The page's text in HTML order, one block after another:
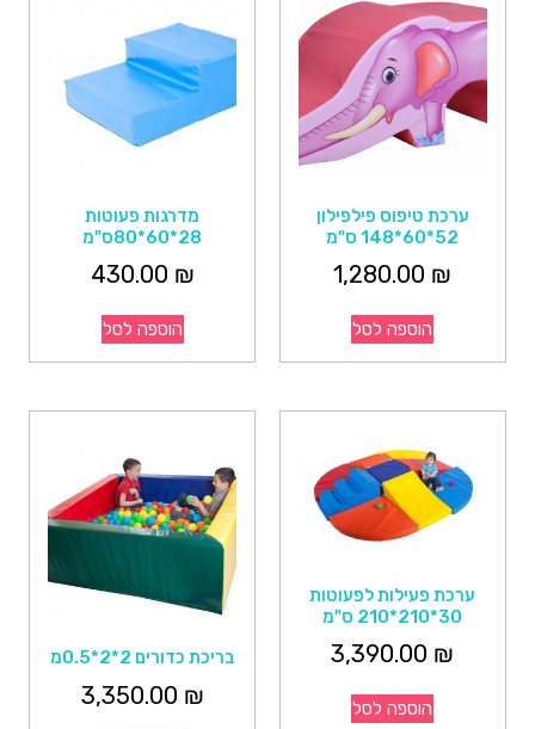
ערכת טיפוס פילפילון
52*60*148 ס"מ
1,280.00 ₪
הוספה לסל
מדרגות פעוטות
28*60*80ס"מ
430.00 ₪
הוספה לסל
ערכת פעילות לפעוטות
30*210*210 ס"מ
3,390.00 ₪
הוספה לסל
בריכת כדורים 2*2*0.5מ
3,350.00 ₪